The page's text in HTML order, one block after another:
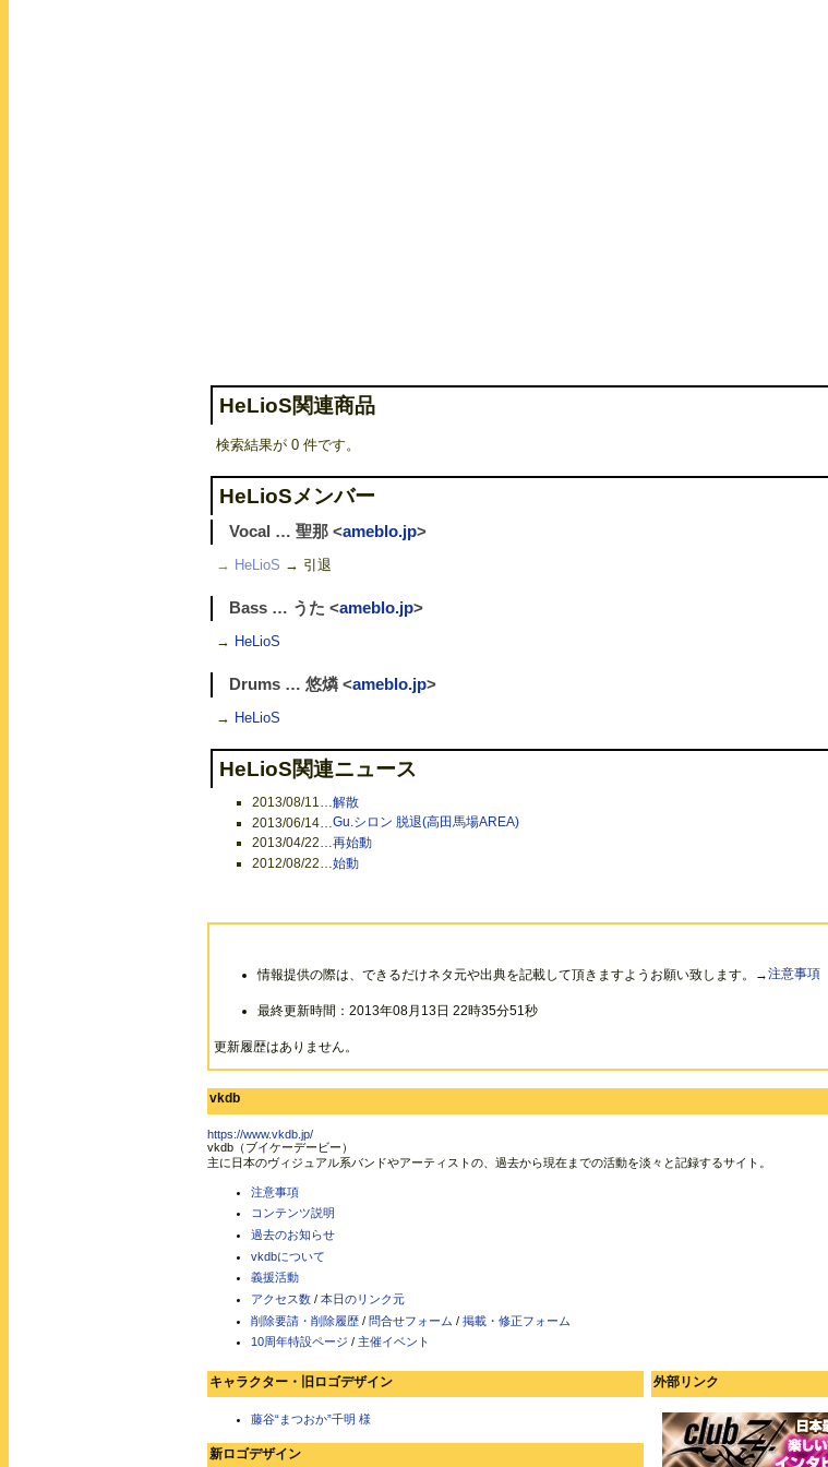
HeLioS関連商品
検索結果が 0 件です。
HeLioSメンバー
Vocal … 聖那 <ameblo.jp>
→ HeLioS → 引退
Bass … うた <ameblo.jp>
→ HeLioS
Drums … 悠燐 <ameblo.jp>
→ HeLioS
HeLioS関連ニュース
2013/08/11…解散
2013/06/14
Gu.シロン 脱退(高田馬場AREA)
2013/04/22…再始動
2012/08/22…始動
情報提供の際は、できるだけネタ元や出典を記載して頂きますようお願い致します。→注意事項
最終更新時間：2013年08月13日 22時35分51秒
更新履歴はありません。
vkdb
https://www.vkdb.jp/
vkdb（ブイケーデービー）
主に日本のヴィジュアル系バンドやアーティストの、過去から現在までの活動を淡々と記録するサイト。
注意事項
コンテンツ説明
過去のお知らせ
vkdbについて
義援活動
アクセス数 / 本日のリンク元
削除要請・削除履歴 / 問合せフォーム / 掲載・修正フォーム
10周年特設ページ / 主催イベント
キャラクター・旧ロゴデザイン
藤谷“まつおか”千明 様
新ロゴデザイン
外部リンク